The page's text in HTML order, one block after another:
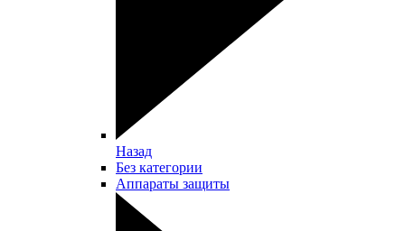
Назад
Без категории
Аппараты защиты